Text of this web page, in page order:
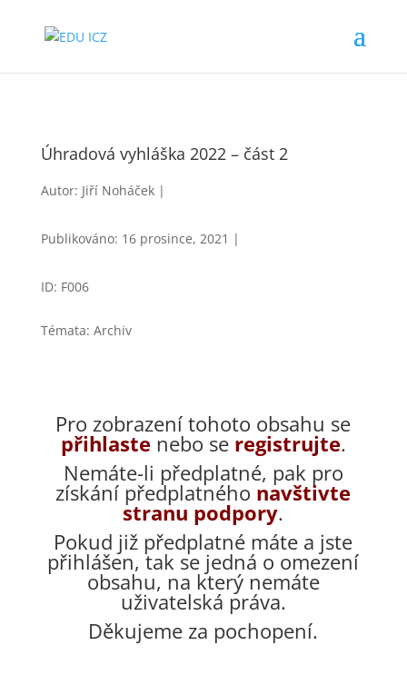
Úhradová vyhláška 2022 – část 2
Autor: Jiří Noháček |
Publikováno: 16 prosince, 2021 |
ID: F006
Témata: Archiv
Pro zobrazení tohoto obsahu se
přihlaste nebo se registrujte.
Nemáte-li předplatné, pak pro
získání předplatného navštivte
stranu podpory.
Pokud již předplatné máte a jste
přihlášen, tak se jedná o omezení
obsahu, na který nemáte
uživatelská práva.
Děkujeme za pochopení.